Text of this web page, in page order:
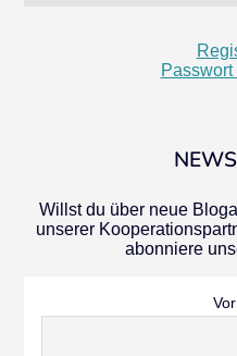
Willst du über neue
unserer
abonniere